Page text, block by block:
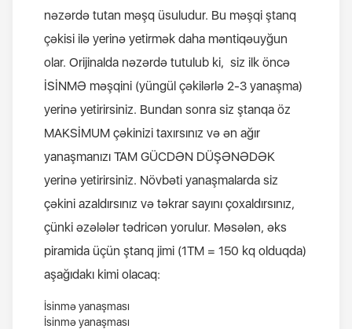
nəzərdə tutan məşq üsuludur. Bu məşqi ştanq
çəkisi ilə yerinə yetirmək daha məntiqəuyğun
olar. Orijinalda nəzərdə tutulub ki, siz ilk öncə
İSİNMƏ məşqini (yüngül çəkilərlə 2-3 yanaşma)
yerinə yetirirsiniz. Bundan sonra siz ştanqa öz
MAKSİMUM çəkinizi taxırsınız və ən ağır
yanaşmanızı TAM GÜCDƏN DÜŞƏNƏDƏK
yerinə yetirirsiniz. Növbəti yanaşmalarda siz
çəkini azaldırsınız və təkrar sayını çoxaldırsınız,
çünki əzələlər tədricən yorulur. Məsələn, əks
piramida üçün ştanq jimi (1TM = 150 kq olduqda)
aşağıdakı kimi olacaq:
İsinmə yanaşması
İsinmə yanaşması